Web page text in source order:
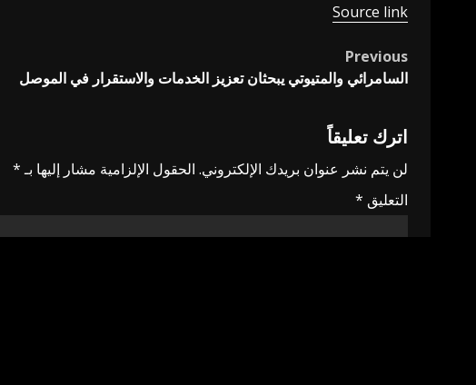
Source link
Post
navigation
Previous
السامرائي والمتيوتي يبحثان تعزيز الخدمات والاستقرار في الموصل
اترك تعليقاً
لن يتم نشر عنوان بريدك الإلكتروني. الحقول الإلزامية مشار إليها بـ*
التعليق *